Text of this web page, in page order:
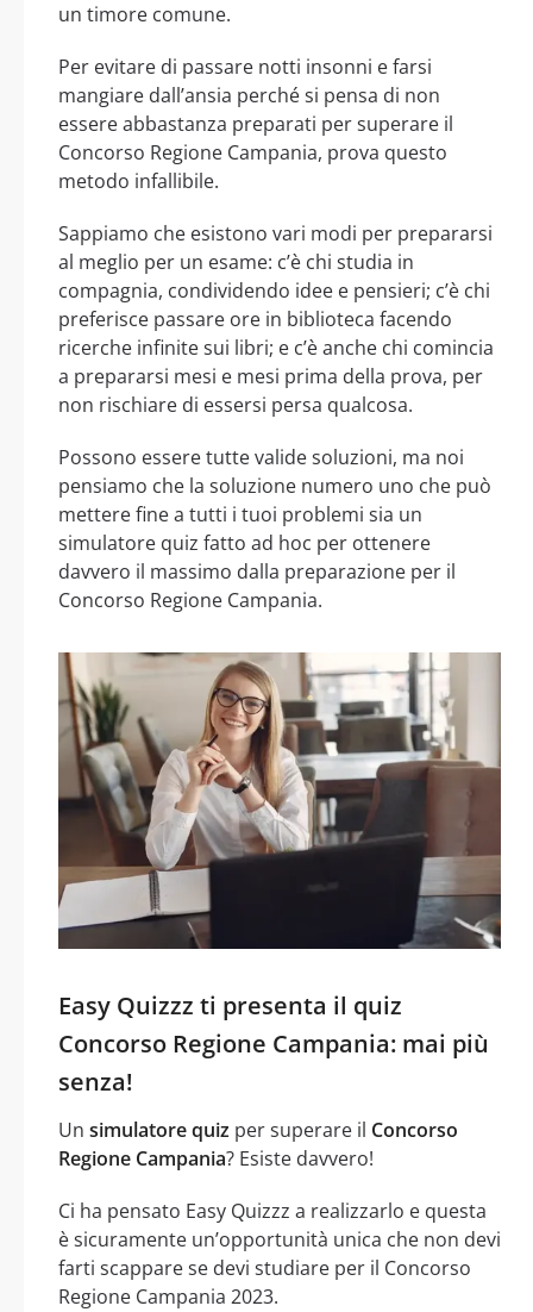
un timore comune.
Per evitare di passare notti insonni e farsi
mangiare dall’ansia perché si pensa di non
essere abbastanza preparati per superare il
Concorso Regione Campania, prova questo
metodo infallibile.
Sappiamo che esistono vari modi per prepararsi
al meglio per un esame: c’è chi studia in
compagnia, condividendo idee e pensieri; c’è chi
preferisce passare ore in biblioteca facendo
ricerche infinite sui libri; e c’è anche chi comincia
a prepararsi mesi e mesi prima della prova, per
non rischiare di essersi persa qualcosa.
Possono essere tutte valide soluzioni, ma noi
pensiamo che la soluzione numero uno che può
mettere fine a tutti i tuoi problemi sia un
simulatore quiz fatto ad hoc per ottenere
davvero il massimo dalla preparazione per il
Concorso Regione Campania.
Easy Quizzz ti presenta il quiz
Concorso Regione Campania: mai più
senza!
Un simulatore quiz per superare il Concorso
Regione Campania? Esiste davvero!
Ci ha pensato Easy Quizzz a realizzarlo e questa
è sicuramente un’opportunità unica che non devi
farti scappare se devi studiare per il Concorso
Regione Campania 2023.